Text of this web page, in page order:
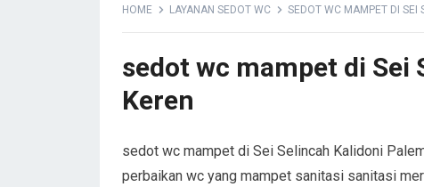
HOME LAYANAN SEDOT WC SEDOT WC MAMPET DI SEI
sedot wc mampet di Sei
Keren
sedot wc mampet di Sei Selincah Kalidoni
perbaikan wc yang mampet sanitasi sanitasi